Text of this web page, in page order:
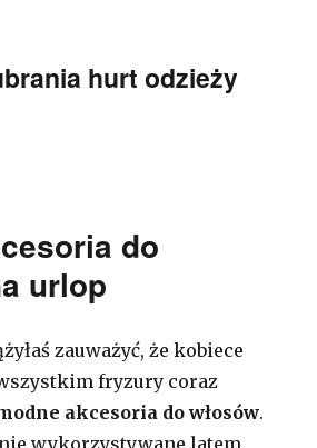
hurt odzieży
do
urlop
zauważyć, że kobiece
fryzury coraz
akcesoria do włosów.
wykorzystywane latem,